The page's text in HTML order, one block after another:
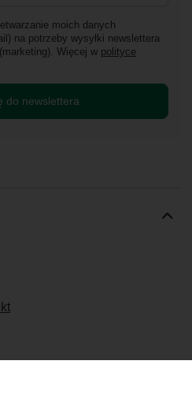
moich danych
na potrzeby wysyłki newslettera
Więcej w polityce
do newslettera